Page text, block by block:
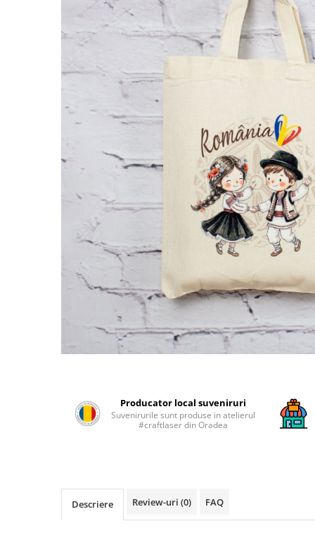
Producator local suveniruri
Suvenirurile sunt produse in atelierul
#craftlaser din Oradea
Descriere Review-uri (0) FAQ